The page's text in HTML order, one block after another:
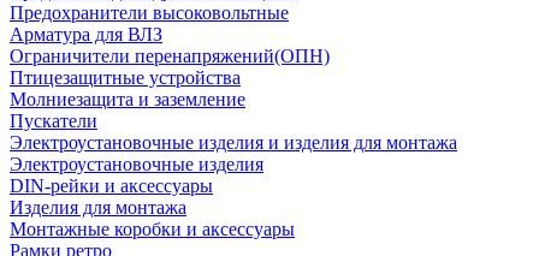
Предохранители высоковольтные
Арматура для ВЛЗ
Ограничители перенапряжений(ОПН)
Птицезащитные устройства
Молниезащита и заземление
Пускатели
Электроустановочные изделия и изделия для монтажа
Электроустановочные изделия
DIN-рейки и аксессуары
Изделия для монтажа
Монтажные коробки и аксессуары
Рамки ретро